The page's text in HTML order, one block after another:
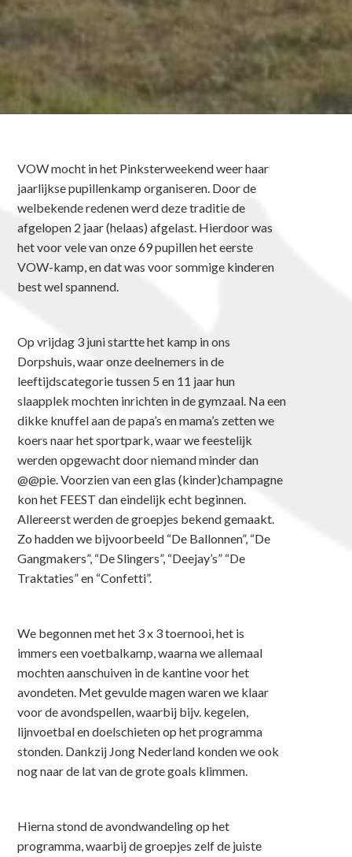
VOW mocht in het Pinksterweekend weer haar
jaarlijkse pupillenkamp organiseren. Door de
welbekende redenen werd deze traditie de
afgelopen 2 jaar (helaas) afgelast. Hierdoor was
het voor vele van onze 69 pupillen het eerste
VOW-kamp, en dat was voor sommige kinderen
best wel spannend.
Op vrijdag 3 juni startte het kamp in ons
Dorpshuis, waar onze deelnemers in de
leeftijdscategorie tussen 5 en 11 jaar hun
slaapplek mochten inrichten in de gymzaal. Na een
dikke knuffel aan de papa’s en mama’s zetten we
koers naar het sportpark, waar we feestelijk
werden opgewacht door niemand minder dan
@@pie. Voorzien van een glas (kinder)champagne
kon het FEEST dan eindelijk echt beginnen.
Allereerst werden de groepjes bekend gemaakt.
Zo hadden we bijvoorbeeld “De Ballonnen”, “De
Gangmakers”, “De Slingers”, “Deejay’s” “De
Traktaties” en “Confetti”.
We begonnen met het 3 x 3 toernooi, het is
immers een voetbalkamp, waarna we allemaal
mochten aanschuiven in de kantine voor het
avondeten. Met gevulde magen waren we klaar
voor de avondspellen, waarbij bijv. kegelen,
lijnvoetbal en doelschieten op het programma
stonden. Dankzij Jong Nederland konden we ook
nog naar de lat van de grote goals klimmen.
Hierna stond de avondwandeling op het
programma, waarbij de groepjes zelf de juiste